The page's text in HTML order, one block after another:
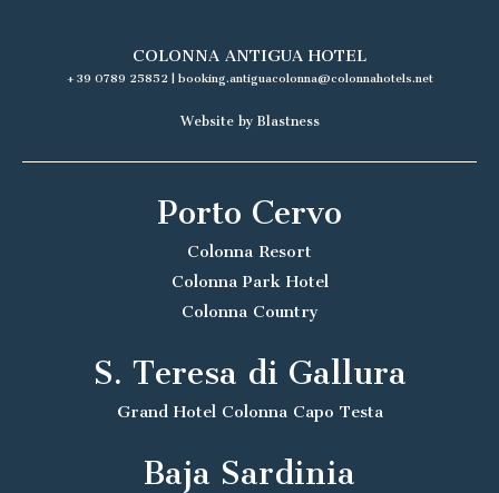
COLONNA ANTIGUA HOTEL
+39 0789 25852 | booking.antiguacolonna@colonnahotels.net
Website by Blastness
Porto Cervo
Colonna Resort
Colonna Park Hotel
Colonna Country
S. Teresa di Gallura
Grand Hotel Colonna Capo Testa
Baja Sardinia